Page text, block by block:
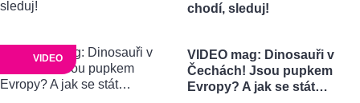
chodí, sleduj!
VIDEO
VIDEO mag: Dinosauři v
Čechách! Jsou pupkem
Evropy? A jak se stát…